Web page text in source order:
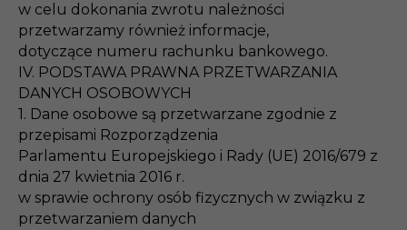
w celu dokonania zwrotu należności
przetwarzamy również informacje,
dotyczące numeru rachunku bankowego.
IV. PODSTAWA PRAWNA PRZETWARZANIA
DANYCH OSOBOWYCH
1. Dane osobowe są przetwarzane zgodnie z
przepisami Rozporządzenia
Parlamentu Europejskiego i Rady (UE) 2016/679 z
dnia 27 kwietnia 2016 r.
w sprawie ochrony osób fizycznych w związku z
przetwarzaniem danych